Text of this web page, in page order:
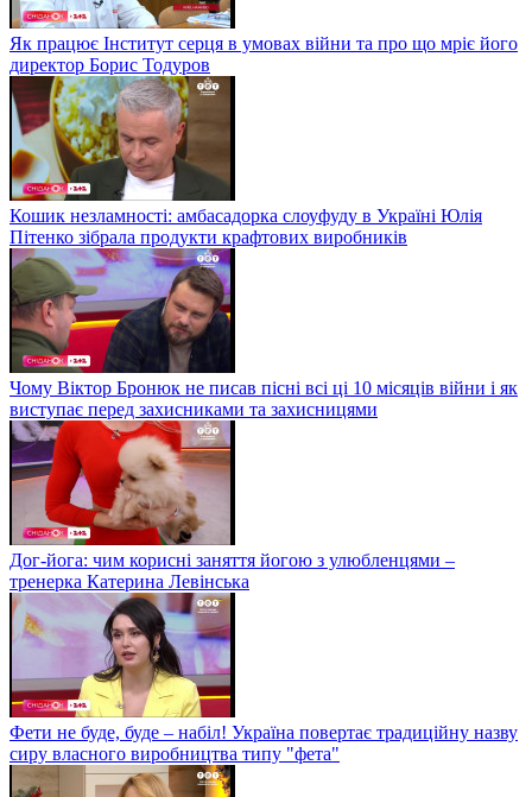
Як працює Інститут серця в умовах війни та про що мріє його
директор Борис Тодуров
Кошик незламності: амбасадорка слоуфуду в Україні Юлія
Пітенко зібрала продукти крафтових виробників
Чому Віктор Бронюк не писав пісні всі ці 10 місяців війни і як
виступає перед захисниками та захисницями
Дог-йога: чим корисні заняття йогою з улюбленцями –
тренерка Катерина Левінська
Фети не буде, буде – набіл! Україна повертає традиційну назву
сиру власного виробництва типу "фета"